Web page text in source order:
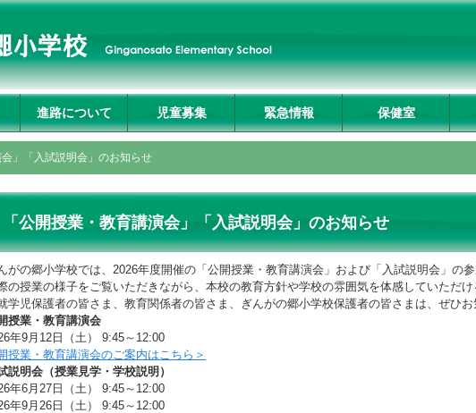
進路について 児童募集
見学
ー
緊急情報 保健室
会」「入試説明会」のお知らせ
「公開授業・教育講演会」「入試説明会」のお知らせ
がの郷小学校では、2026年度開催の「公開授業・教育講演会」および「入試説明会」の
の授業の様子をご覧いただきながら、本校の教育方針や学校の雰囲気を体感していただけ
学児保護者の皆さま、教育関係者の皆さま、ぎんがの郷小学校保護者の皆さま は、ぜひお
授業・教育講演会
年9月12日（土） 9:45～12:00
授業・教育講演会のご案内はこちら＞
説明会（授業見学・学校説明）
年6月27日（土） 9:45～12:00
年9月26日（土） 9:45～12:00